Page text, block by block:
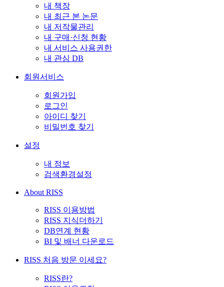
내 책장
내 최근 본 논문
내 저작물관리
내 구매·신청 현황
내 서비스 사용권한
내 관심 DB
회원서비스
회원가입
로그인
아이디 찾기
비밀번호 찾기
설정
내 정보
검색환경설정
About RISS
RISS 이용방법
RISS 지식더하기
DB연계 현황
BI 및 배너 다운로드
RISS 처음 방문 이세요?
RISS란?